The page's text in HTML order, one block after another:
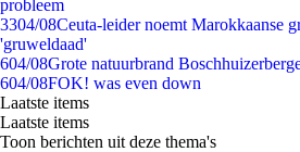
probleem
3304/08Ceuta-leider noemt Marokkaanse
'gruweldaad'
604/08Grote natuurbrand
604/08FOK! was even down
Laatste items
Laatste items
Toon berichten uit deze thema's